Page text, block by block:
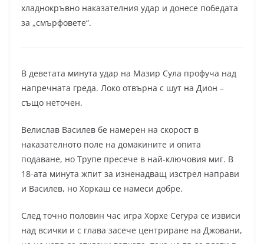
хладнокръвно наказателния удар и донесе победата
за „смърфовете“.
В деветата минута удар на Мазир Сула профуча над
напречната греда. Локо отвърна с шут на Дион –
също неточен.
Велислав Василев бе намерен на скорост в
наказателното поле на домакините и опита
подаване, но Трупе пресече в най-ключовия миг. В
18-ата минута жпит за изненадващ изстрел направи
и Василев, но Хоркаш се намеси добре.
След точно половин час игра Хорхе Сегура се извиси
над всички и с глава засече центриране на Джовани,